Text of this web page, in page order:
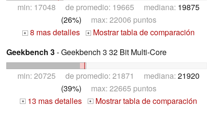
min: 17048 de promedio: 19665 mediana: 19875
(26%) max: 22006 puntos
+ 8 mas detalles +
Mostrar tabla de comparación
Geekbench 3- Geekbench 3 32 Bit Multi-Core
min: 20725 de promedio: 21871 mediana: 21920
(39%) max: 22665 puntos
+ 13 mas detalles + Mostrar tabla de comparación